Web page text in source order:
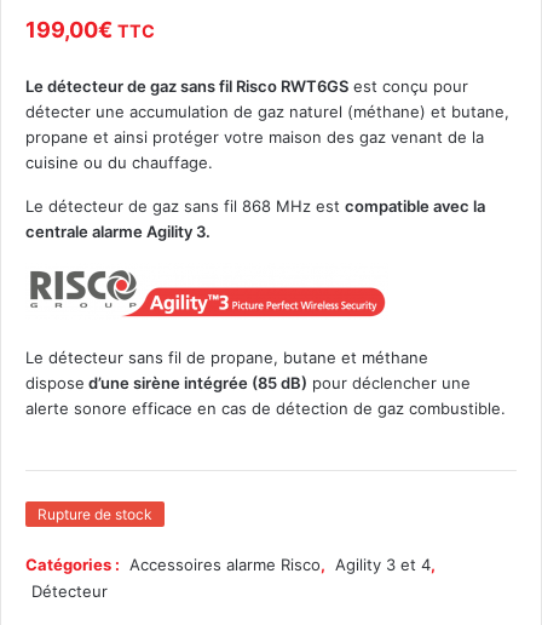
199,00€ TTC
Le détecteur de gaz sans fil Risco RWT6GS est conçu pour
détecter une accumulation de gaz naturel (méthane) et butane,
propane et ainsi protéger votre maison des gaz venant de la
cuisine ou du chauffage.
Le détecteur de gaz sans fil 868 MHz est compatible avec la
centrale alarme Agility 3.
Le détecteur sans fil de propane, butane et méthane
dispose d’une sirène intégrée (85 dB) pour déclencher une
alerte sonore efficace en cas de détection de gaz combustible.
Rupture de stock
Catégories : Accessoires alarme Risco, Agility 3 et 4,
Détecteur